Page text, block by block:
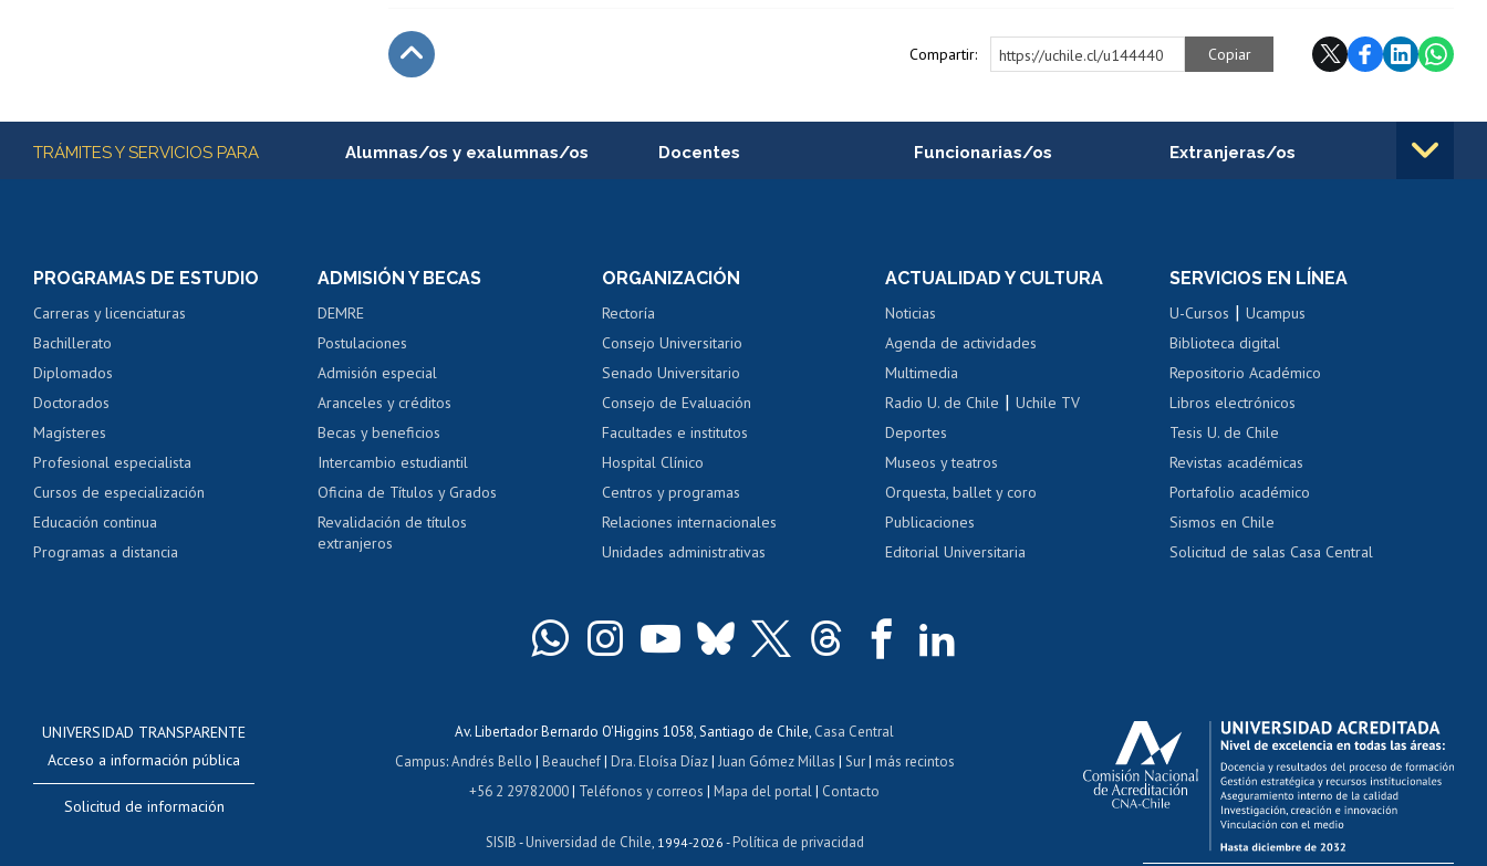
Compartir: https://uchile.cl/u144440 Copiar
Más información
TRÁMITES Y SERVICIOS PARA Alumnas/os y exalumnas/os
Consulta y certificado de notas
Servicio médico y dental
Pago de arancel y crédito alumnos
Pago de arancel y crédito exalumnos
Certificado de títulos y grados
Docentes
Perfeccionamiento
Evaluación docente
Calificación académica
Postulación al AUCAI
Funcionarias/os
Portal de movilidad interna
Certificado de renta
Certificado de renta
Gestión de correo uchile
Extranjeras/os
Movilidad Estudiantil
Cursos de español
Acoso laboral, sexual y violencia
PROGRAMAS DE ESTUDIO
Carreras y licenciaturas
Bachillerato
Diplomados
Doctorados
Magísteres
Profesional especialista
Cursos de especialización
Educación continua
Programas a distancia
ADMISIÓN Y BECAS
DEMRE
Postulaciones
Admisión especial
Aranceles y créditos
Becas y beneficios
Intercambio estudiantil
Oficina de Títulos y Grados
Revalidación de títulos
extranjeros
ORGANIZACIÓN
Rectoría
Consejo Universitario
Senado Universitario
Consejo de Evaluación
Facultades e institutos
Hospital Clínico
Centros y programas
Relaciones internacionales
Unidades administrativas
ACTUALIDAD Y CULTURA
Noticias
Agenda de actividades
Multimedia
Radio U. de Chile |Uchile TV
Deportes
Museos y teatros
Orquesta, ballet y coro
Publicaciones
Editorial Universitaria
SERVICIOS EN LÍNEA
U-Cursos |Ucampus
Biblioteca digital
Repositorio Académico
Libros electrónicos
Tesis U. de Chile
Revistas académicas
Portafolio académico
Sismos en Chile
Solicitud de salas Casa Central
UNIVERSIDAD TRANSPARENTE
Acceso a información pública
Solicitud de información
Av. Libertador Bernardo O'Higgins 1058, Santiago de Chile, Casa Central
Campus:Andrés Bello | Beauchef| Dra. Eloísa Díaz| Juan Gómez Millas | Sur| más recintos
+56 2 29782000| Teléfonos y correos |Mapa del portal| Contacto
SISIB -Universidad de Chile, 1994-2026 -Política de privacidad